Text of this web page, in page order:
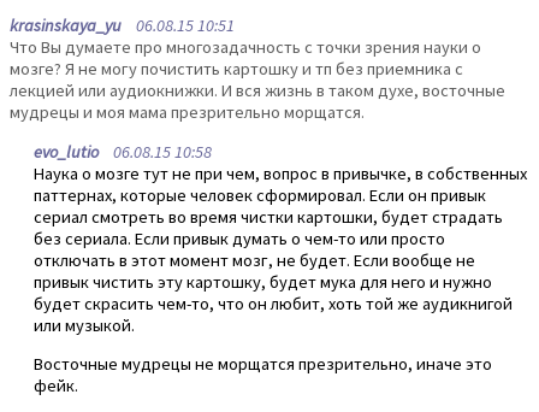
krasinskaya_yu 06.08.15 10:51
Что Вы думаете про многозадачность с точки зрения науки о
мозге? Я не могу почистить картошку и тп без приемника с
лекцией или аудиокнижки. И вся жизнь в таком духе, восточные
мудрецы и моя мама презрительно морщатся.
evo_lutio06.08.15 10:58
Наука о мозге тут не при чем, вопрос в привычке, в собственных
паттернах, которые человек сформировал. Если он привык
сериал смотреть во время чистки картошки, будет страдать
без сериала. Если привык думать о чем-то или просто
отключать в этот момент мозг, не будет. Если вообще не
привык чистить эту картошку, будет мука для него и нужно
будет скрасить чем-то, что он любит, хоть той же аудикнигой
или музыкой.
Восточные мудрецы не морщатся презрительно, иначе это
фейк.